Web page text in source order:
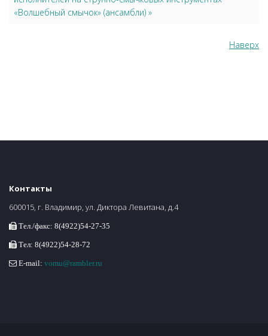
«Волшебный смычок» (ансамбли) »
Наверх
Контакты
600015, г. Владимир, ул. Диктора Левитана, д.4
Тел./факс: 8(4922)54-27-35
Тел: 8(4922)54-28-72
E-mail: vomu@rambler.ru